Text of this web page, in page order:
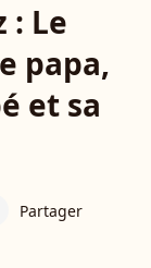
: Le
papa,
et sa
Partager